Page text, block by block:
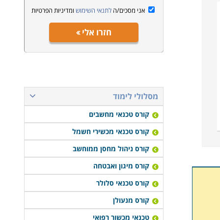
אני מסכים/הלתנאי השימוש ומדיניות הפרטיות
חזרו אלי
מסלולי לימוד
קורס טכנאי מחשבים
קורס טכנאי מכשירי חשמל
קורס ניהול מחסן ממוחשב
קורס מיגון ואבטחה
קורס טכנאי סלולר
קורס מנעולן
טכנאי מכשור רפואי